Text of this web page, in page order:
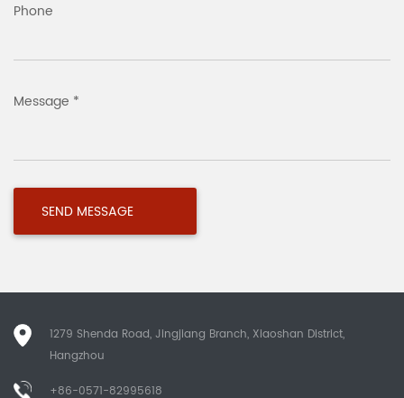
Phone
Message *
1279 Shenda Road, Jingjiang Branch, Xiaoshan District,
Hangzhou
+86-0571-82995618